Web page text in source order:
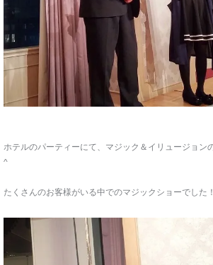
ホテルのパーティーにて、マジック＆イリュージョン
^
たくさんのお客様がいる中でのマジックショーでした！